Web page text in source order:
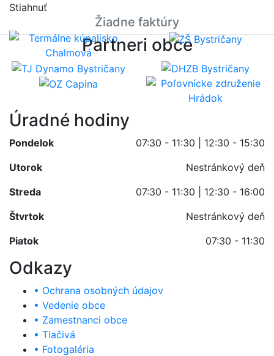
Stiahnuť
Žiadne faktúry
Partneri obce
Úradné hodiny
Pondelok
07:30 - 11:30 | 12:30 - 15:30
Utorok
Nestránkový deň
Streda
07:30 - 11:30 | 12:30 - 16:00
Štvrtok
Nestránkový deň
Piatok
07:30 - 11:30
Odkazy
• Ochrana osobných údajov
• Vedenie obce
• Zamestnanci obce
• Tlačivá
• Fotogaléria